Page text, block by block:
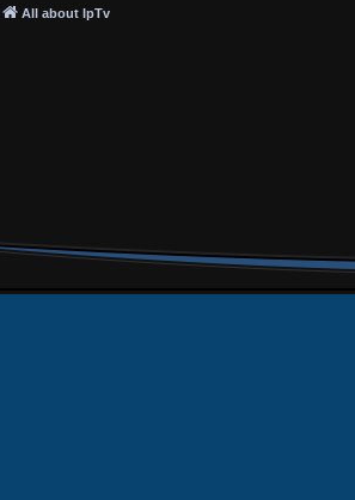
All about IpTv